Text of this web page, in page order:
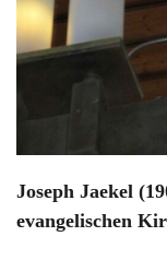
Joseph Jaekel
evangelischen